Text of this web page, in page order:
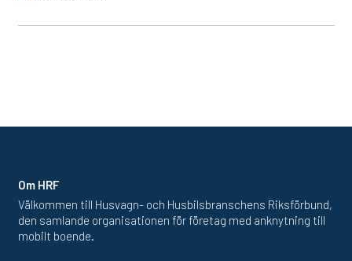
Om HRF
Välkommen till Husvagn- och Husbilsbranschens Riksförbund,
den samlande organisationen för företag med anknytning till
mobilt boende.